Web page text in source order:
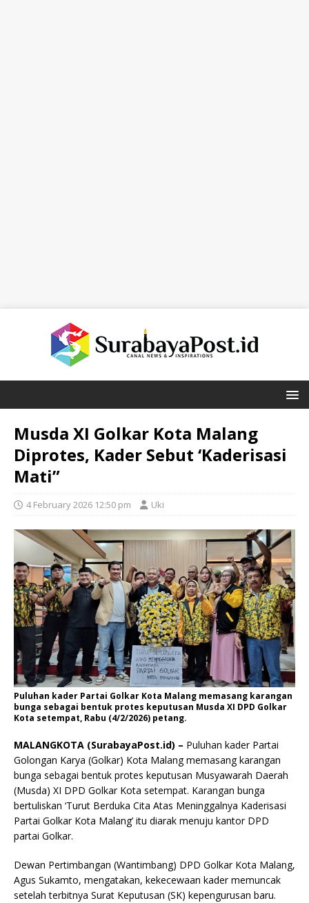
Musda XI Golkar Kota Malang
Diprotes, Kader Sebut ‘Kaderisasi
Mati”
4 February 2026 12:50 pm Uki
Puluhan kader Partai Golkar Kota Malang memasang karangan
bunga sebagai bentuk protes keputusan Musda XI DPD Golkar
Kota setempat, Rabu (4/2/2026) petang.
MALANGKOTA (SurabayaPost.id) – Puluhan kader Partai
Golongan Karya (Golkar) Kota Malang memasang karangan
bunga sebagai bentuk protes keputusan Musyawarah Daerah
(Musda) XI DPD Golkar Kota setempat. Karangan bunga
bertuliskan ‘Turut Berduka Cita Atas Meninggalnya Kaderisasi
Partai Golkar Kota Malang’ itu diarak menuju kantor DPD
partai Golkar.
Dewan Pertimbangan (Wantimbang) DPD Golkar Kota Malang,
Agus Sukamto, mengatakan, kekecewaan kader memuncak
setelah terbitnya Surat Keputusan (SK) kepengurusan baru.